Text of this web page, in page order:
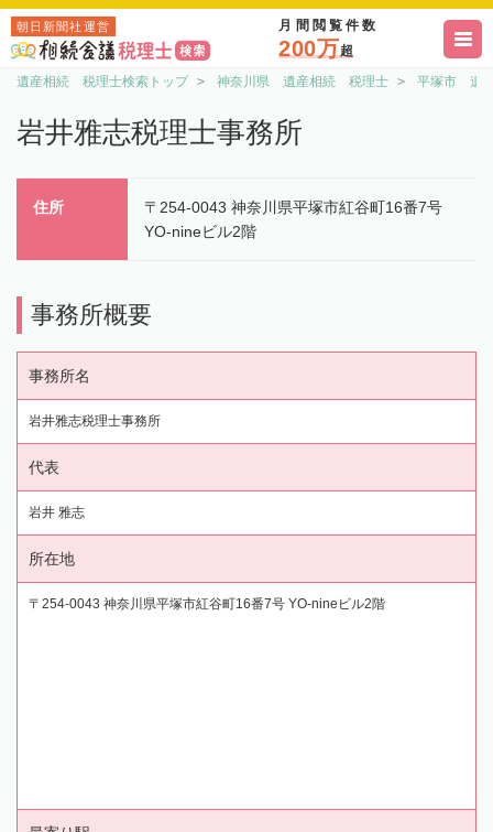
朝日新聞社運営 月間閲覧件数
200万超
遺産相続 税理士検索トップ 神奈川県 遺産相続 税理士 平塚市 遺
岩井雅志税理士事務所
住所
〒254-0043 神奈川県平塚市紅谷町16番7号
YO-nineビル2階
事務所概要
事務所名
岩井雅志税理士事務所
代表
岩井 雅志
所在地
〒254-0043 神奈川県平塚市紅谷町16番7号 YO-nineビル2階